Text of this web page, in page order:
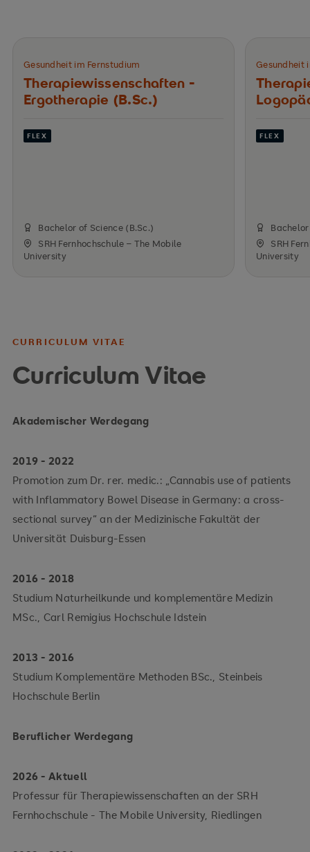
Gesundheit im Fernstudium
Therapiewissenschaften -
Ergotherapie (B.Sc.)
FLEX
Bachelor of Science (B.Sc.)
SRH Fernhochschule – The Mobile
University
Gesundheit
FLEX
SRH
University
CURRICULUM VITAE
Curriculum Vitae
Akademischer Werdegang
2019 - 2022
Promotion zum Dr. rer. medic.: „Cannabis use of patients
with Inflammatory Bowel Disease in Germany: a cross-
sectional survey“ an der Medizinische Fakultät der
Universität Duisburg-Essen
2016 - 2018
Studium Naturheilkunde und komplementäre Medizin
MSc., Carl Remigius Hochschule Idstein
2013 - 2016
Studium Komplementäre Methoden BSc., Steinbeis
Hochschule Berlin
Beruflicher Werdegang
2026 - Aktuell
Professur für Therapiewissenschaften an der SRH
Fernhochschule - The Mobile University, Riedlingen